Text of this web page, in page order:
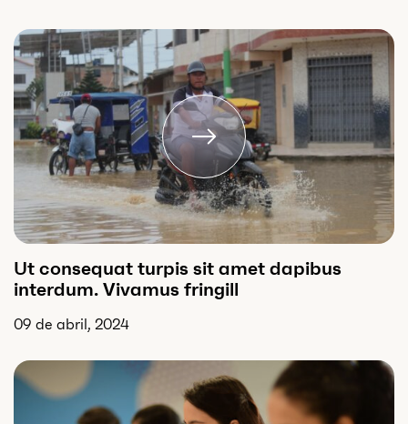
Ut consequat turpis sit amet dapibus
interdum. Vivamus fringill
09 de abril, 2024